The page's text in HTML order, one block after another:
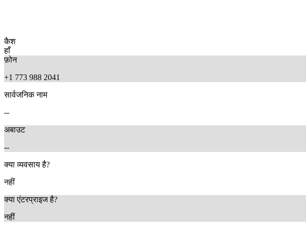
कैश
हाँ
फ़ोन
+1 773 988 2041
सार्वजनिक नाम
--
अबाउट
--
क्या व्यवसाय है?
नहीं
क्या एंटरप्राइज है?
नहीं